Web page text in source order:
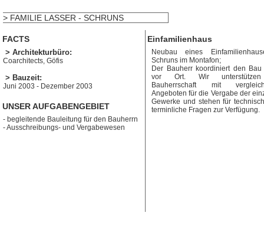
> FAMILIE LASSER - SCHRUNS
FACTS
> Architekturbüro:
Coarchitects, Göfis
> Bauzeit:
Juni 2003 - Dezember 2003
UNSER AUFGABENGEBIET
- begleitende Bauleitung für den Bauherrn
- Ausschreibungs- und Vergabewesen
Einfamilienhaus
Neubau eines
Schruns im Montafon;
Der Bauherr koordiniert den Bau
vor Ort. Wir
Bauherrschaft mit
Angeboten für die Vergabe der
Gewerke und stehen für
terminliche Fragen zur Verfügung.